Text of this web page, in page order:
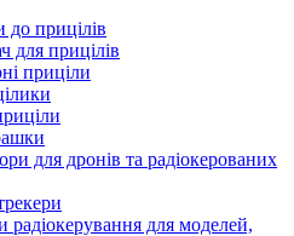
до прицілів
для прицілів
приціли
для дронів та радіокерованих
радіокерування для моделей,